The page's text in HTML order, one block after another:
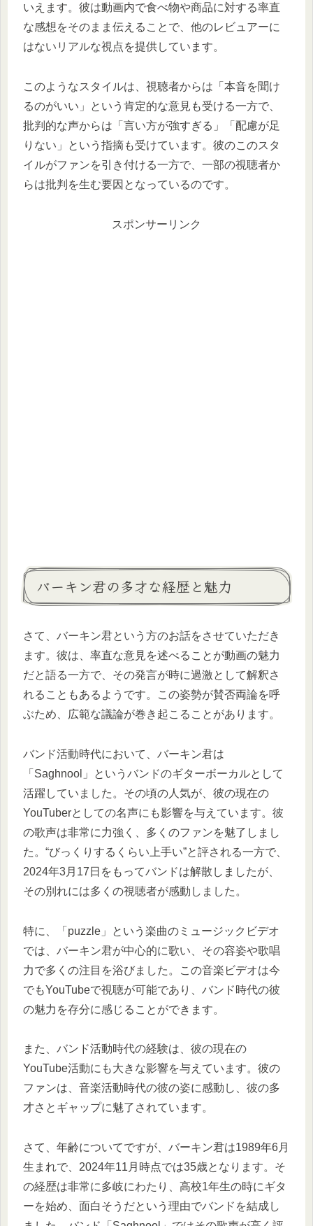
いえます。彼は動画内で食べ物や商品に対する率直
な感想をそのまま伝えることで、他のレビュアーに
はないリアルな視点を提供しています。
このようなスタイルは、視聴者からは「本音を聞け
るのがいい」という肯定的な意見も受ける一方で、
批判的な声からは「言い方が強すぎる」「配慮が足
りない」という指摘も受けています。彼のこのスタ
イルがファンを引き付ける一方で、一部の視聴者か
らは批判を生む要因となっているのです。
スポンサーリンク
バーキン君の多才な経歴と魅力
さて、バーキン君という方のお話をさせていただき
ます。彼は、率直な意見を述べることが動画の魅力
だと語る一方で、その発言が時に過激として解釈さ
れることもあるようです。この姿勢が賛否両論を呼
ぶため、広範な議論が巻き起こることがあります。
バンド活動時代において、バーキン君は
「Saghnool」というバンドのギターボーカルとして
活躍していました。その頃の人気が、彼の現在の
YouTuberとしての名声にも影響を与えています。彼
の歌声は非常に力強く、多くのファンを魅了しまし
た。“びっくりするくらい上手い”と評される一方で、
2024年3月17日をもってバンドは解散しましたが、
その別れには多くの視聴者が感動しました。
特に、「puzzle」という楽曲のミュージックビデオ
では、バーキン君が中心的に歌い、その容姿や歌唱
力で多くの注目を浴びました。この音楽ビデオは今
でもYouTubeで視聴が可能であり、バンド時代の彼
の魅力を存分に感じることができます。
また、バンド活動時代の経験は、彼の現在の
YouTube活動にも大きな影響を与えています。彼の
ファンは、音楽活動時代の彼の姿に感動し、彼の多
才さとギャップに魅了されています。
さて、年齢についてですが、バーキン君は1989年6月
生まれで、2024年11月時点では35歳となります。そ
の経歴は非常に多岐にわたり、高校1年生の時にギタ
ーを始め、面白そうだという理由でバンドを結成し